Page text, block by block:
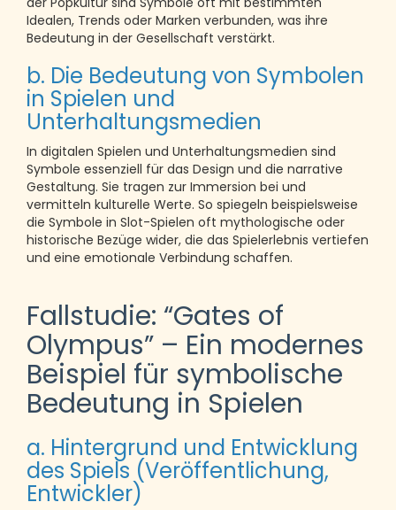
Idealen, Trends oder Marken verbunden, was ihre
Bedeutung in der Gesellschaft verstärkt.
b. Die Bedeutung von Symbolen
in Spielen und
Unterhaltungsmedien
In digitalen Spielen und Unterhaltungsmedien sind
Symbole essenziell für das Design und die narrative
Gestaltung. Sie tragen zur Immersion bei und
vermitteln kulturelle Werte. So spiegeln beispielsweise
die Symbole in Slot-Spielen oft mythologische oder
historische Bezüge wider, die das Spielerlebnis vertiefen
und eine emotionale Verbindung schaffen.
Fallstudie: “Gates of
Olympus” – Ein modernes
Beispiel für symbolische
Bedeutung in Spielen
a. Hintergrund und Entwicklung
des Spiels (Veröffentlichung,
Entwickler)